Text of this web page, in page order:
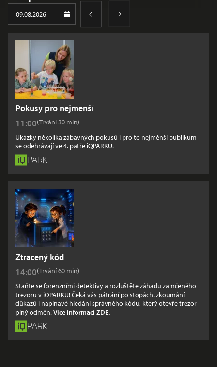
09.08.2026
Pokusy pro nejmenší
Zobrazit časy
11:00(Trvání 30 min)
Ukázky několika zábavných pokusů i pro to nejměnší publikum
se odehrávají ve 4. patře iQPARKU.
PARK
Ztracený kód
Zobrazit časy
14:00(Trvání 60 min)
Staňte se forenzními detektivy a rozluštěte záhadu zamčeného
trezoru v iQPARKU! Čeká vás pátrání po stopách, zkoumání
důkazů i napínavé hledání správného kódu, který otevře trezor
plný odměn.Více informací ZDE.
PARK